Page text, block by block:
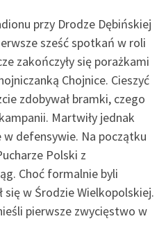
przy Drodze Dębińskiej
sześć spotkań w roli
zakończyły się porażkami
Chojnice. Cieszyć
zdobywał bramki, czego
Martwiły jednak
defensywie. Na początku
Polski z
Choć formalnie byli
się w Środzie Wielkopolskiej.
pierwsze zwycięstwo w